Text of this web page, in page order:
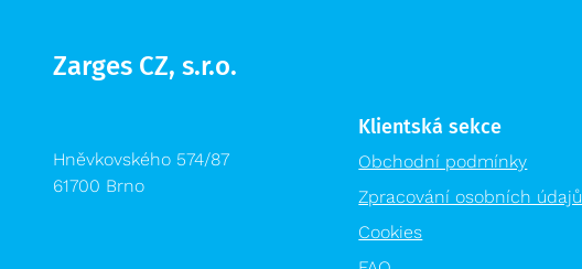
Zarges CZ, s.r.o.
Hněvkovského 574/87
61700 Brno
Klientská sekce
Obchodní podmínky
Zpracování osobních údajů
Cookies